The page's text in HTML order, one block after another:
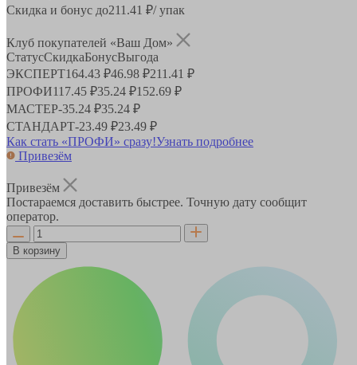
Скидка и бонус до211.41 ₽/ упак
Клуб покупателей «Ваш Дом»
СтатусСкидкаБонусВыгода
ЭКСПЕРТ164.43 ₽46.98 ₽211.41 ₽
ПРОФИ117.45 ₽35.24 ₽152.69 ₽
МАСТЕР-35.24 ₽35.24 ₽
СТАНДАРТ-23.49 ₽23.49 ₽
Как стать «ПРОФИ» сразу!Узнать подробнее
Привезём
Привезём
Постараемся доставить быстрее. Точную дату сообщит
оператор.
В корзину